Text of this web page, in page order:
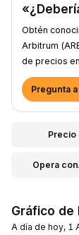
Obtén
Arbitrum
de precios
Pregunta
Precio
Opera
Gráfico de
A día de hoy, 1